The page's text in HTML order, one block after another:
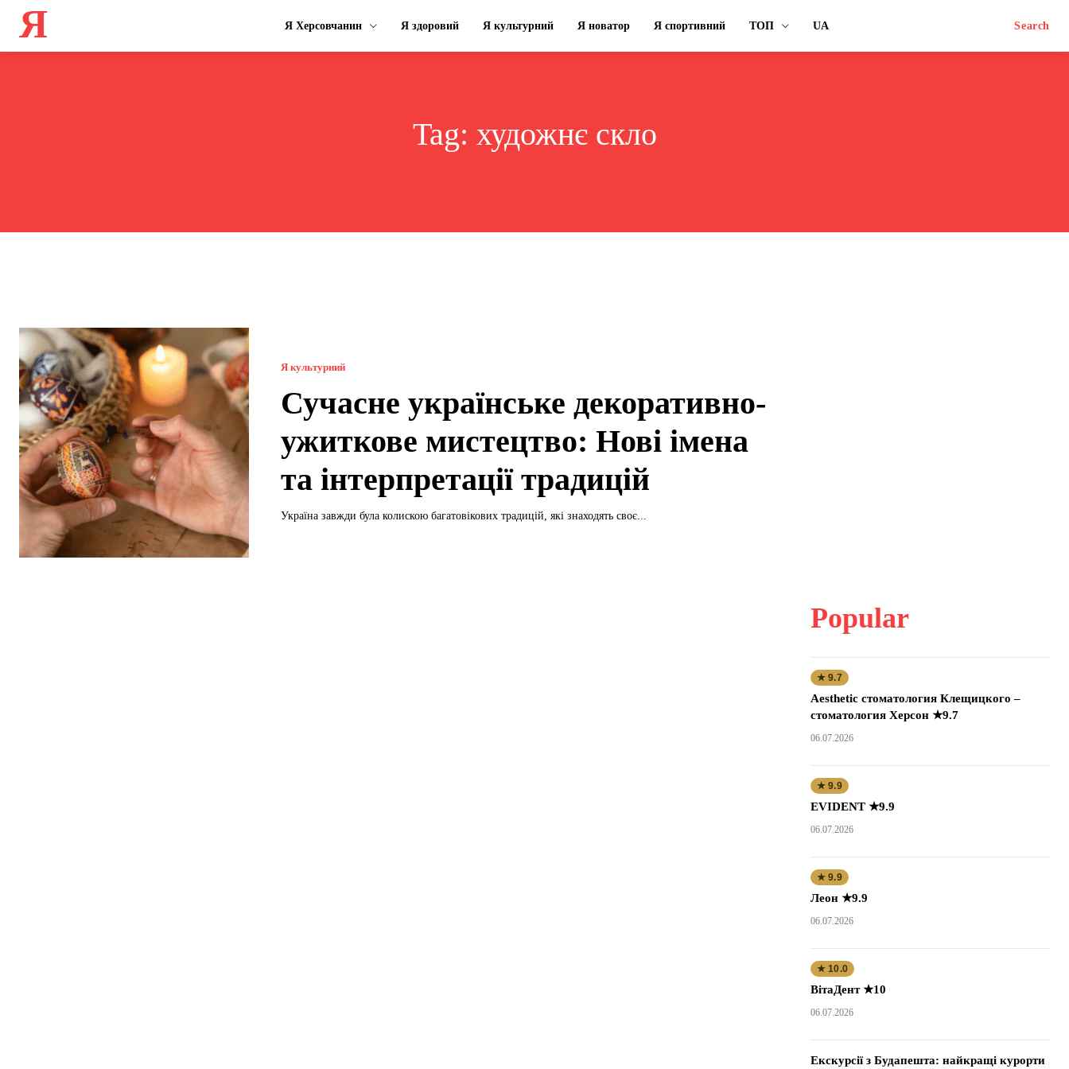
Я Я Херсовчанин Я здоровий Я культурний Я новатор Я спортивний ТОП UA Search
Tag: художнє скло
Я культурний
Сучасне українське декоративно-
ужиткове мистецтво: Нові імена
та інтерпретації традицій
Україна завжди була колискою багатовікових традицій, які знаходять своє...
Popular
★ 9.7
Aesthetic стоматология Клещицкого –
стоматология Херсон ★9.7
06.07.2026
★ 9.9
EVIDENT ★9.9
06.07.2026
★ 9.9
Леон ★9.9
06.07.2026
★ 10.0
ВітаДент ★10
06.07.2026
Екскурсії з Будапешта: найкращі курорти